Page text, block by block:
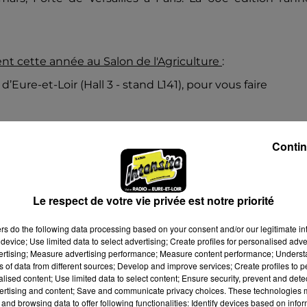
cette année au Salon de l'Agriculture :
et-Loir (Hall 3 - stand L141), pour vous faire
de poules,
individuels : BAÏO, Belsia, La Brasserie Delabonne,
Le respect de votre vie privée est notre priorité
do the following data processing based on your consent and/or our legitimate
Use limited data to select advertising; Create profiles for personalised
Measure advertising performance; Measure content performance;
of data from different sources; Develop and improve services; Create profiles to
content; Use limited data to select content; Ensure security, prevent and
and content; Save and communicate privacy choices. These technologies
browsing data to offer following functionalities: Identify devices based on